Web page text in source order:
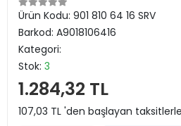
Ürün Kodu: 901 810 64 16 SRV
Barkod: A9018106416
Kategori:
Stok: 3
1.284,32 TL
107,03 TL 'den başlayan taksitlerle